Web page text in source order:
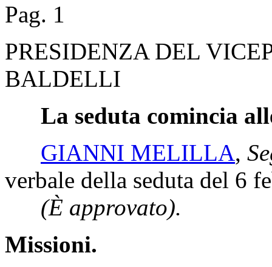
Pag. 1
PRESIDENZA DEL
BALDELLI
La seduta comincia
GIANNI MELILLA,
verbale della seduta del 6
(È approvato).
Missioni.